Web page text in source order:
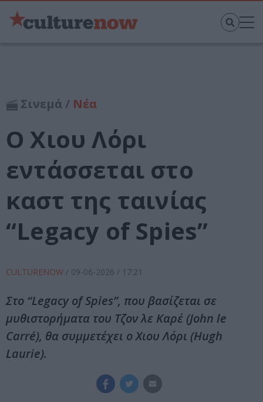
Σινεμά / Νέα
Ο Χιου Λόρι
εντάσσεται στο
καστ της ταινίας
“Legacy of Spies”
CULTURENOW / 09-06-2026 / 17:21
Στο “Legacy of Spies”, που βασίζεται σε
μυθιστορήματα του Τζον λε Καρέ (John le
Carré), θα συμμετέχει ο Χιου Λόρι (Hugh
Laurie).